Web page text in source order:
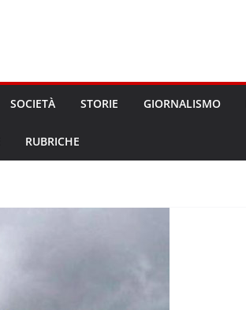
SOCIETÀ STORIE GIORNALISMO
RUBRICHE